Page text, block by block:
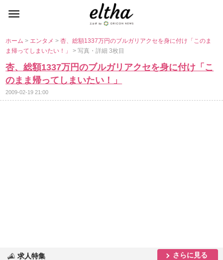
ホーム> エンタメ>杏、総額1337万円のブルガリアクセを身に付け「このま
ま帰ってしまいたい！」> 写真・詳細 3枚目
杏、総額1337万円のブルガリアクセを身に付け「こ
のまま帰ってしまいたい！」
2009-02-19 21:00
求人特集 さらに見る